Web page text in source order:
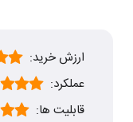
ارزش خرید:
عملکرد:
قابلیت ها: